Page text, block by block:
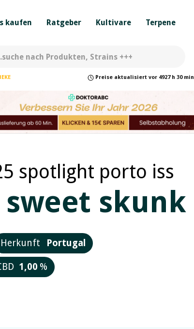
kaufen Ratgeber Kultivare Terpene
Preise aktualisiert vor 4927 h 30 min
spotlight porto iss
skunk
Herkunft Portugal
1,00 %